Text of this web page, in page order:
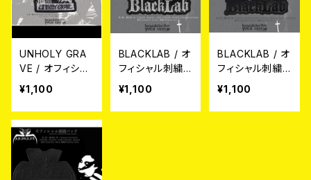
UNHOLY GRA
VE / オフィシャ
ル刺繍パッチ
¥1,100
BLACKLAB / オ
フィシャル刺繍
パッチ(白)
¥1,100
BLACKLAB / オ
フィシャル刺繍
パッチ（黒）
¥1,100